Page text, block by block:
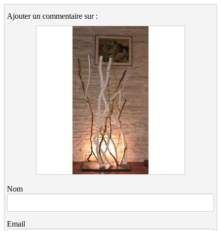
Ajouter un commentaire sur :
Nom
Email